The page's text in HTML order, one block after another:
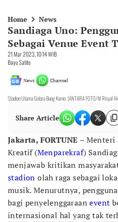
Home News
Sandiaga Uno:
Sebagai Venue Event
21 Mar 2023, 10:14 WIB
Bayu Satito
News Channel
Stadion Utama Gelora Bung Karno. (ANTARA FOTO/M Risyal
Share Article
Jakarta, FORTUNE – Menteri
Kreatif (Menparekraf)
menjawab kritikan
stadion olah raga sebagai
musik. Menurutnya,
bagi penyelenggaraanevent
internasional hal yang tak